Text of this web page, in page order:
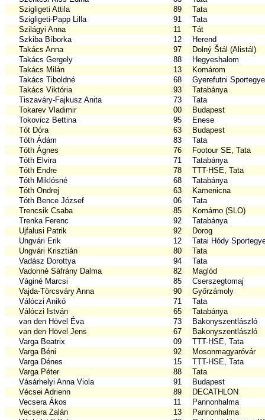
Szigligeti Attila
89
Tata
Szigligeti-Papp Lilla
91
Tata
Szilágyi Anna
11
Tát
Szkiba Bíborka
12
Herend
Takács Anna
97
Dolný Štál (Alistál)
Takács Gergely
88
Hegyeshalom
Takács Milán
13
Komárom
Takács Tiboldné
68
Gyerefutni
Takács Viktória
93
Tatabánya
Tiszaváry-Fajkusz Anita
73
Tata
Tokarev Vladimir
00
Budapest
Tokovicz Bettina
95
Enese
Tót Dóra
63
Budapest
Tóth Ádám
83
Tata
Tóth Ágnes
76
Footour SE, Tata
Tóth Elvira
71
Tatabánya
Tóth Endre
78
TTT-HSE, Tata
Tóth Miklósné
68
Tatabánya
Tóth Ondrej
63
Kamenicna
Tóth Bence József
06
Tata
Trencsik Csaba
85
Komárno (SLO)
Trenka Ferenc
92
Tatabánya
Ujfalusi Patrik
92
Dorog
Ungvári Erik
12
Tatai Hódy
Ungvári Krisztián
80
Tata
Vadász Dorottya
94
Tata
Vadonné Sáfrány Dalma
82
Maglód
Váginé Marcsi
85
Cserszegtomaj
Vajda-Törcsváry Anna
90
Győrzámoly
Válóczi Anikó
71
Tata
Válóczi István
65
Tatabánya
van den Hövel Éva
73
Bakonyszentlászló
van den Hövel Jens
67
Bakonyszentlászló
Varga Beatrix
09
TTT-HSE, Tata
Varga Béni
92
Mosonmagyaróvár
Varga Dénes
15
TTT-HSE, Tata
Varga Péter
88
Tata
Vásárhelyi Anna Viola
91
Budapest
Vécsei Adrienn
89
DECATHLON
Vecsera Ákos
11
Pannonhalma
Vecsera Zalán
13
Pannonhalma